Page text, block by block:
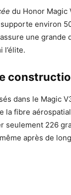
du Honor Magic
environ
assure une grande
l’élite.
dans le Magic
la fibre
seulement 226
après de